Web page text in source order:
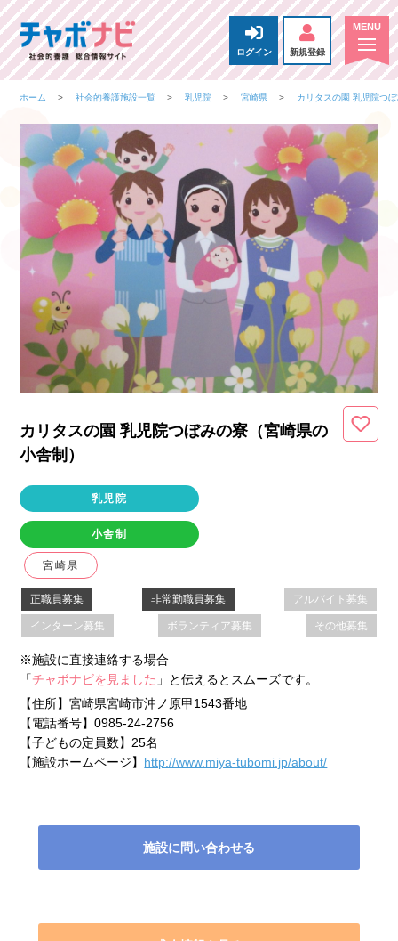
ログイン 新規登録
ホーム 社会的養護施設一覧 乳児院 宮崎県 カリタスの園 乳児院つ
カリタスの園 乳児院つぼみの寮（宮崎県の
小舎制 ）
乳児院
小舎制
宮崎県
正職員募集 非常勤職員募集 アルバイト募集
インターン募集 ボランティア募集 その他募集
※施設に直接連絡する場合
「チャボナビを見ました 」と伝えるとスムーズです。
【住所】宮崎県宮崎市沖ノ原甲1543番地
【電話番号】0985-24-2756
【子どもの定員数】25名
【施設ホームページ】 http://www.miya-tubomi.jp/about/
施設に問い合わせる